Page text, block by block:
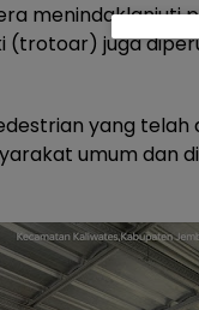
menindaklanjuti
(trotoar) juga
yang telah
umum dan